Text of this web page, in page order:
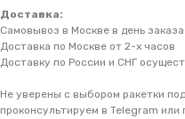
Доставка:
Самовывоз в Москве в день заказа
Доставка по Москве от 2-х часов
Доставку по России и СНГ
Не уверены с выбором ракетки
проконсультируем в Telegram или
в ПВЗ по
выбрать ракетку и
вопросы быстро и